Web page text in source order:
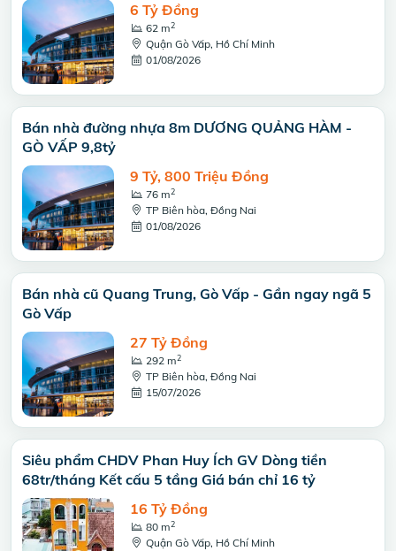
6 Tỷ Đồng
62 m2
Quận Gò Vấp, Hồ Chí Minh
01/08/2026
Bán nhà đường nhựa 8m DƯƠNG QUẢNG HÀM -
GÒ VẤP 9,8tỷ
9 Tỷ, 800 Triệu Đồng
76 m2
TP Biên hòa, Đồng Nai
01/08/2026
Bán nhà cũ Quang Trung, Gò Vấp - Gần ngay ngã 5
Gò Vấp
27 Tỷ Đồng
292 m2
TP Biên hòa, Đồng Nai
15/07/2026
Siêu phẩm CHDV Phan Huy Ích GV Dòng tiền
68tr/tháng Kết cấu 5 tầng Giá bán chỉ 16 tỷ
16 Tỷ Đồng
80 m2
Quận Gò Vấp, Hồ Chí Minh